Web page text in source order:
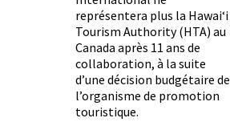
représentera plus la Hawaiʻi
Tourism Authority (HTA) au
Canada après 11 ans de
collaboration, à la suite
d’une décision budgétaire de
l’organisme de promotion
touristique.